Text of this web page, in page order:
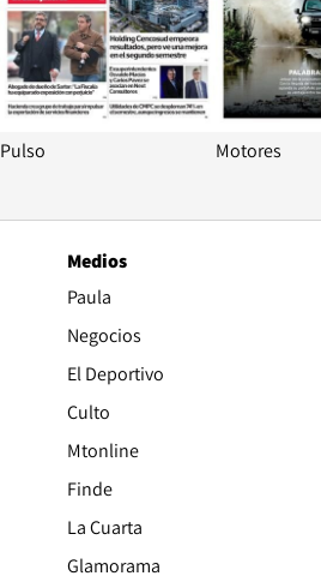
Pulso Motores
Medios
Paula
Negocios
El Deportivo
Culto
Mtonline
Finde
La Cuarta
Glamorama